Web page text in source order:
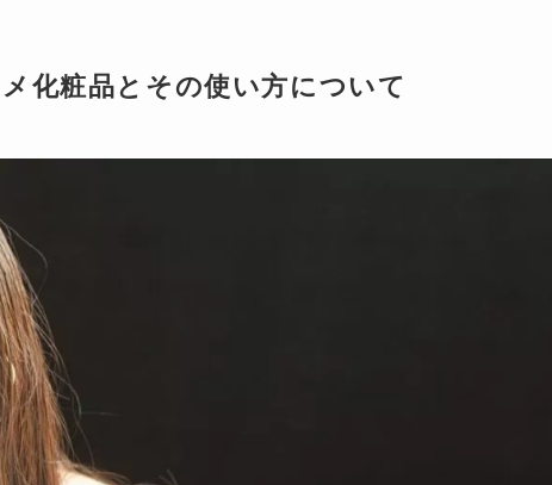
化粧品とその使い方について